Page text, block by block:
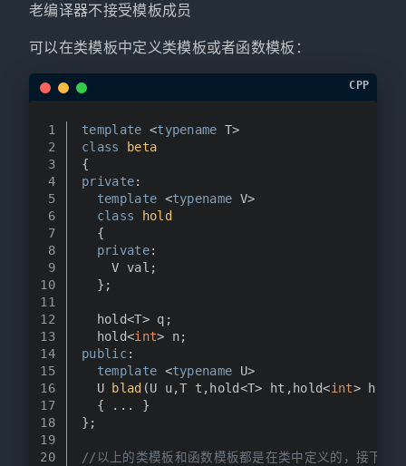
老编译器不接受模板成员
可以在类模板中定义类模板或者函数模板：
1
2
3
4
5
6
7
8
9
10
11
12
13
14
15
16
17
18
19
20
template <typename T>
class
beta
{
private:
template <typename V>
class
hold
  {
private:
    V val;
  };
  hold<T> q;
  hold<
int> n;
public:
template <typename U>
U
blad (U u,T t,hold<T> ht,hold<int> hi)
{ ... }
};
//以上的类模板和函数模板都是在类中定义的，接下来
CPP